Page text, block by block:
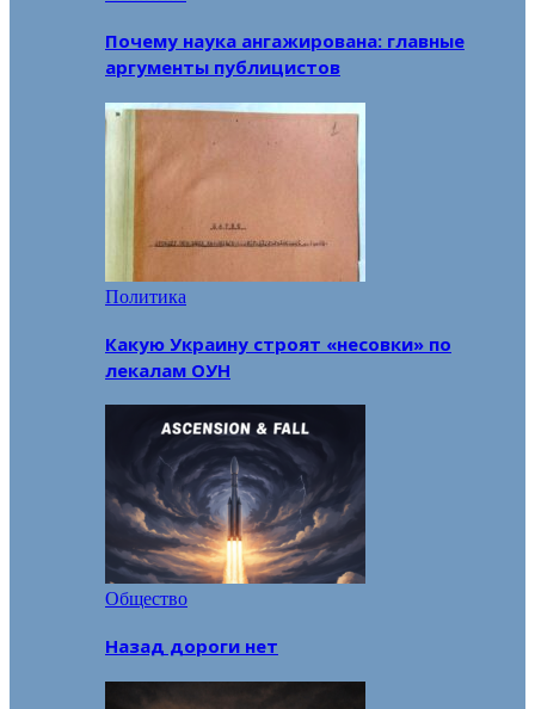
Почему наука ангажирована: главные
аргументы публицистов
Политика
Какую Украину строят «несовки» по
лекалам ОУН
Общество
Назад дороги нет